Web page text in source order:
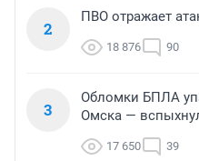
2
ПВО отражает
18 876 90
3
Обломки БПЛА
Омска —
17 650 39